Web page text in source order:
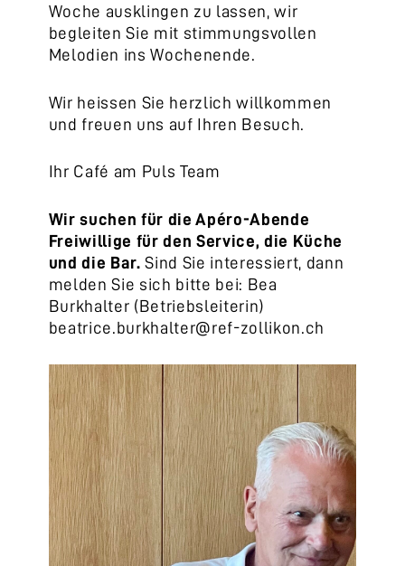
Woche ausklingen zu lassen, wir
begleiten Sie mit stimmungsvollen
Melodien ins Wochenende.
Wir heissen Sie herzlich willkommen
und freuen uns auf Ihren Besuch.
Ihr Café am Puls Team
Wir suchen für die Apéro-Abende
Freiwillige für den Service, die Küche
und die Bar. Sind Sie interessiert, dann
melden Sie sich bitte bei: Bea
Burkhalter (Betriebsleiterin)
beatrice.burkhalter@ref-zollikon.ch